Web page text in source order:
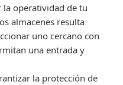
operatividad de tu
almacenes resulta
uno cercano con
una entrada y
la protección de